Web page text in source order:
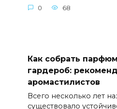
0 68
Как собрать
гардероб:
аромастилистов
Всего несколько лет
существовало